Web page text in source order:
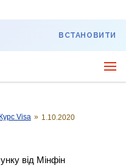
ВСТАНОВИТИ
Курс Visa » 1.10.2020
від Мінфін